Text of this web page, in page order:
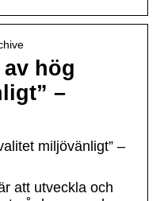
hög
–
miljövänligt” –
att utveckla och